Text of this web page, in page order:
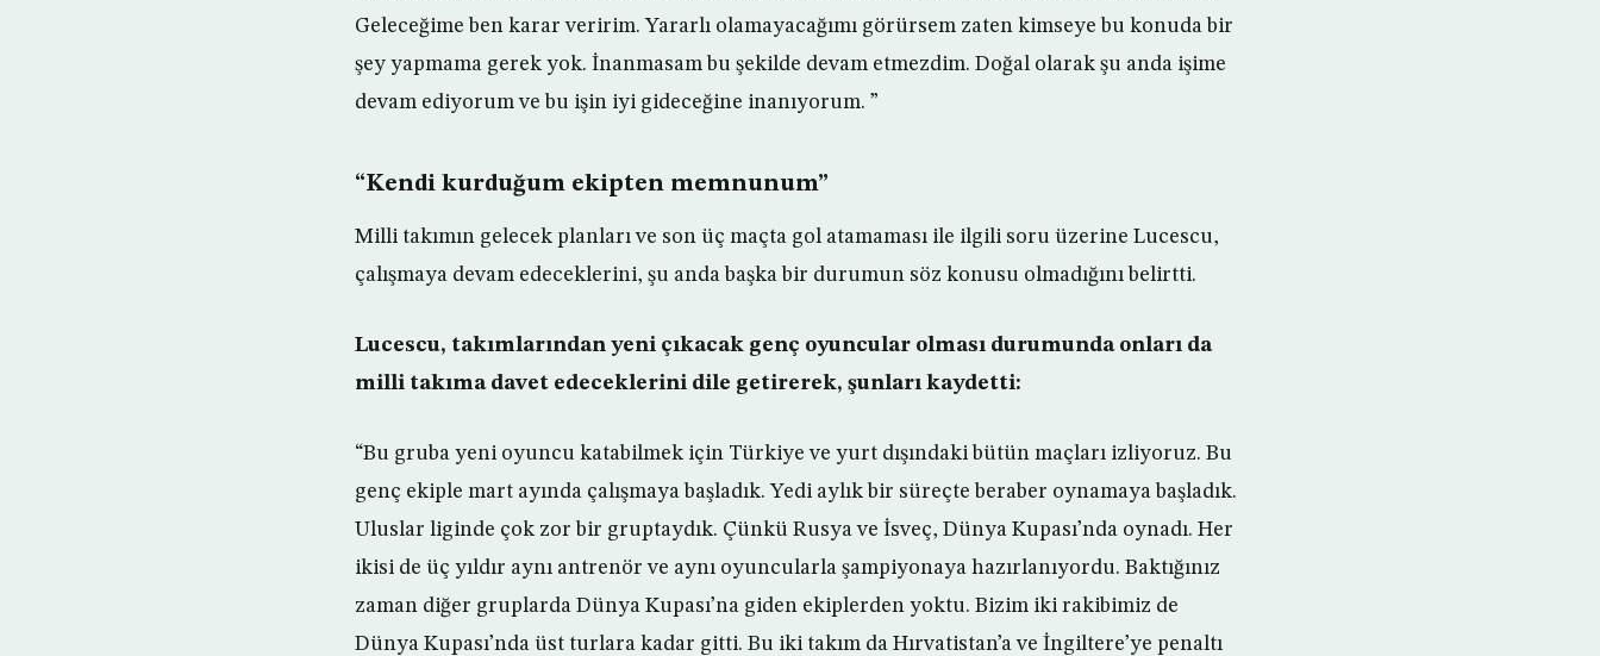
Geleceğime ben karar veririm. Yararlı olamayacağımı görürsem zaten kimseye bu konuda bir
şey yapmama gerek yok. İnanmasam bu şekilde devam etmezdim. Doğal olarak şu anda işime
devam ediyorum ve bu işin iyi gideceğine inanıyorum. ”
“Kendi kurduğum ekipten memnunum”
Milli takımın gelecek planları ve son üç maçta gol atamaması ile ilgili soru üzerine Lucescu,
çalışmaya devam edeceklerini, şu anda başka bir durumun söz konusu olmadığını belirtti.
Lucescu, takımlarından yeni çıkacak genç oyuncular olması durumunda onları da
milli takıma davet edeceklerini dile getirerek, şunları kaydetti:
“Bu gruba yeni oyuncu katabilmek için Türkiye ve yurt dışındaki bütün maçları izliyoruz. Bu
genç ekiple mart ayında çalışmaya başladık. Yedi aylık bir süreçte beraber oynamaya başladık.
Uluslar liginde çok zor bir gruptaydık. Çünkü Rusya ve İsveç, Dünya Kupası’nda oynadı. Her
ikisi de üç yıldır aynı antrenör ve aynı oyuncularla şampiyonaya hazırlanıyordu. Baktığınız
zaman diğer gruplarda Dünya Kupası’na giden ekiplerden yoktu. Bizim iki rakibimiz de
Dünya Kupası’nda üst turlara kadar gitti. Bu iki takım da Hırvatistan’a ve İngiltere’ye penaltı